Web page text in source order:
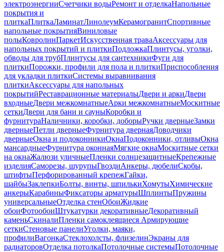
электроэнергииСчетчики водыРемонт и отделкаНапольные
покрытия и
плиткаПлиткаЛаминатЛинолеумКерамогранитСпортивные
напольные покрытияВиниловые
полыКовролинПаркетИскусственная траваАксессуары для
напольных покрытий и плиткиПодложкаПлинтусы, уголки,
обводы для трубПлинтусы для сантехникиФуги для
плиткиПорожки, профили для пола и плиткиПриспособления
для укладки плиткиСистемы выравнивания
плиткиАксессуары для напольных
покрытийРеставрационные материалыДвери и аркиДвери
входныеДвери межкомнатныеАрки межкомнатныеМоскитные
сеткиДвери для бани и сауныКоробки и
фурнитураНаличники, коробки, доборыРучки дверныеЗамки
дверныеПетли дверныеФурнитура двернаяДоводчики
дверныеОкна и подоконникиОкнаПодоконники, отливыОкна
мансардныеФурнитура оконнаяМягкие окнаМоскитные сетки
на окнаЖалюзи уличныеПленки солнцезащитныеКрепежные
изделияСаморезы, шурупыГвоздиАнкеры, дюбелиСкобы,
штифтыПерфорированный крепежГайки,
шайбыЗаклепкиБолты, винты, шпилькиХомутыХимические
анкерыКарабиныФиксаторы арматурыШплинтыПружины
универсальныеОтделка стенОбоиЖидкие
обоиФотообоиШтукатурки декоративныеДекоративный
каменьСкиналиПленки самоклеящиеся Армирующие
сеткиСтеновые панелиУголки, маяки,
профилиВагонкаСтеклохолсты, флизелинЭкраны для
радиаторовОтделка потолкаПотолочные системыПотолочные